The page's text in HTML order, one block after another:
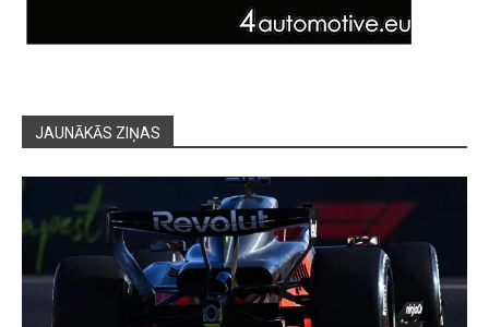
JAUNĀKĀS ZIŅAS